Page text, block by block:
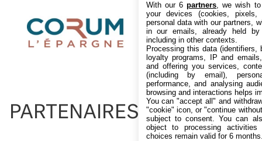
PARTENAIRES
With our 6partners, we wish to
your devices (cookies,
personal data with our partners,
in our emails, already held
including in other contexts.
Processing this data (identifiers,
loyalty programs, IP and
and offering you services,
(including by email),
performance, and analysing
browsing and interactions helps
You can "accept all" and
"cookie" icon, or "continue
subject to consent. You can
object to processing
choices remain valid for 6